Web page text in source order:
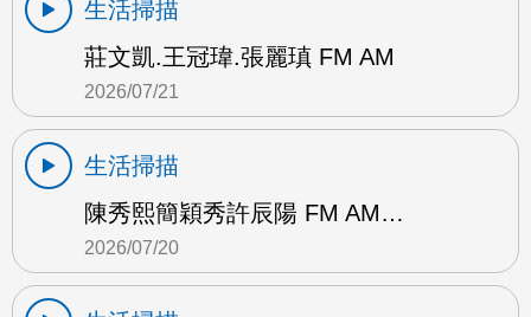
生活掃描
莊文凱.王冠瑋.張麗瑱 FM AM
2026/07/21
生活掃描
陳秀熙簡穎秀許辰陽 FM AM…
2026/07/20